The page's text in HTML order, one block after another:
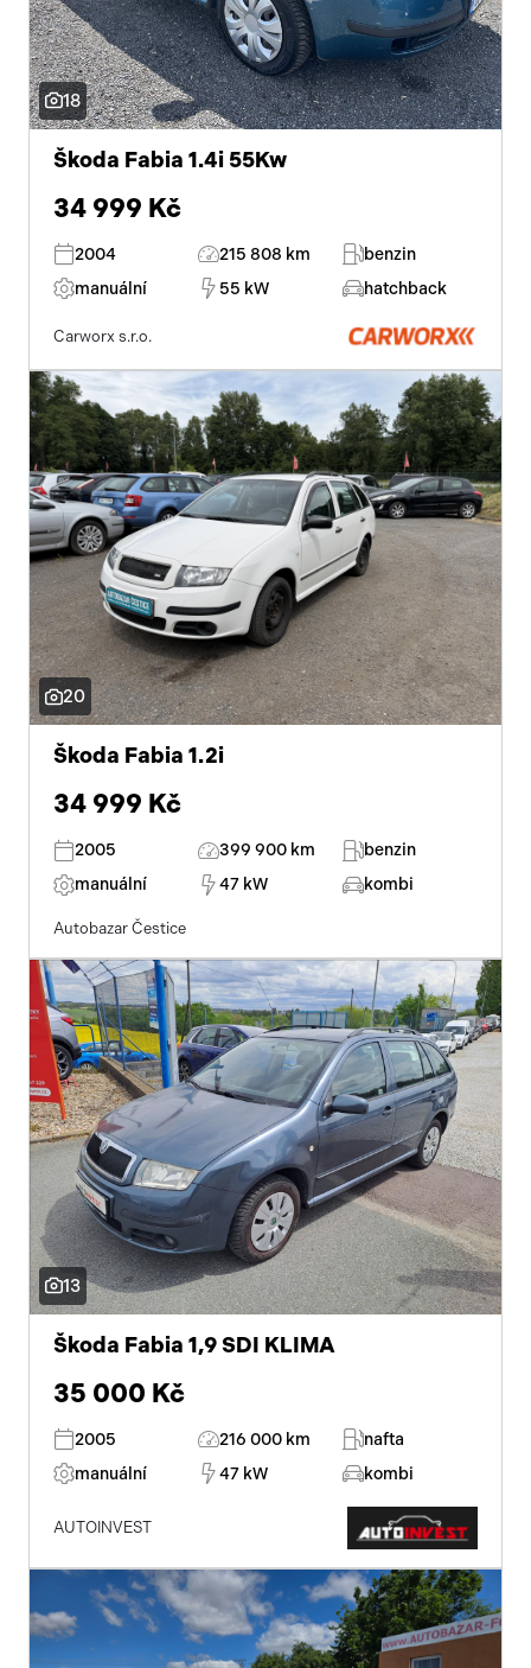
18
Škoda Fabia 1.4i 55Kw
34 999 Kč
2004 215 808 km
benzin
manuální
55 kW hatchback
Carworx s.r.o.
20
Škoda Fabia 1.2i
34 999 Kč
2005 399 900 km
benzin
manuální
47 kW kombi
Autobazar Čestice
13
Škoda Fabia 1,9 SDI KLIMA
35 000 Kč
2005 216 000 km
nafta
manuální
47 kW kombi
AUTOINVEST